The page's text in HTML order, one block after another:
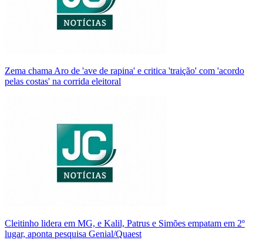
Zema chama Aro de 'ave de rapina' e critica 'traição' com 'acordo
pelas costas' na corrida eleitoral
Cleitinho lidera em MG, e Kalil, Patrus e Simões empatam em 2º
lugar, aponta pesquisa Genial/Quaest